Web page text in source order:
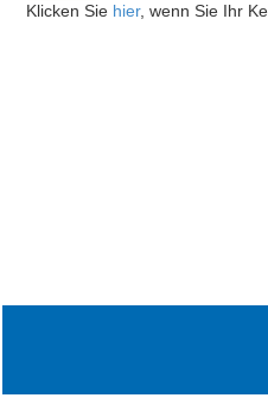
Klicken Sie hier, wenn Sie Ihr